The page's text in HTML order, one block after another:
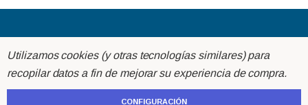
Acerca de
Ayuda
Utilizamos cookies (y otras tecnologías similares) para
recopilar datos a fin de mejorar su experiencia de compra.
CONFIGURACIÓN